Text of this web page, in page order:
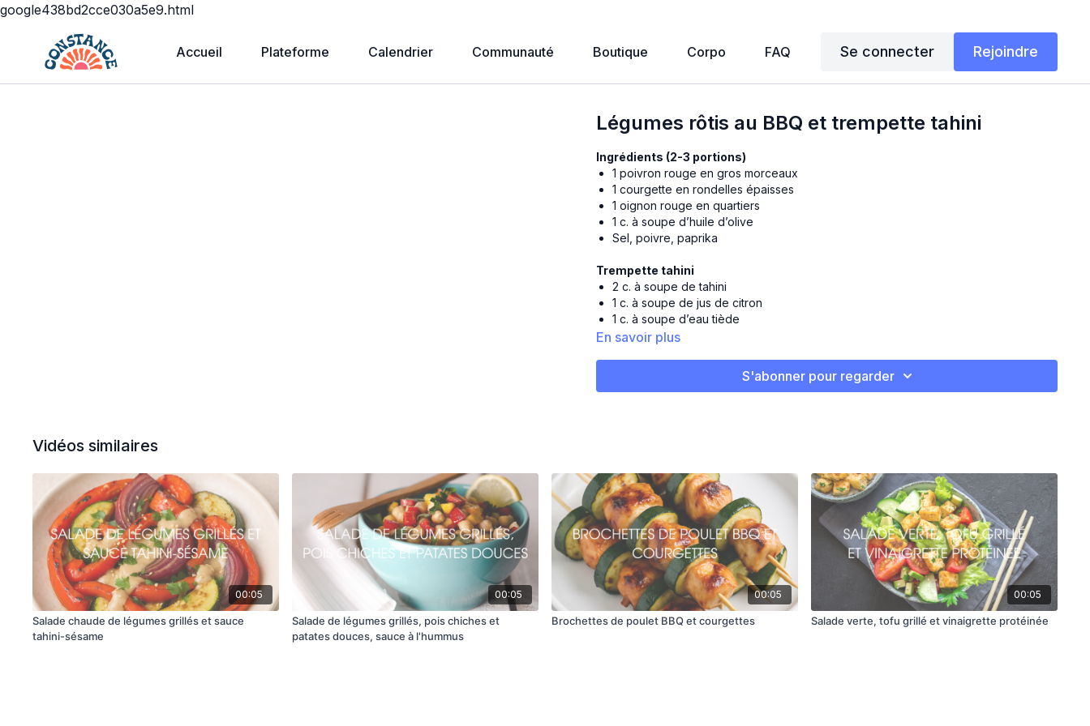
google438bd2cce030a5e9.html
Accueil Plateforme Calendrier Communauté Boutique Corpo FAQ Se connecter Rejoindre
Légumes rôtis au BBQ et trempette tahini
Ingrédients (2-3 portions)
1 poivron rouge en gros morceaux
1 courgette en rondelles épaisses
1 oignon rouge en quartiers
1 c. à soupe d’huile d’olive
Sel, poivre, paprika
Trempette tahini
2 c. à soupe de tahini
1 c. à soupe de jus de citron
1 c. à soupe d’eau tiède
1/2 c. à thé d’ail en poudre
Mélanger les ingrédients de la trempette tahini dans un petit bol jusqu’à
consistance lisse.
Servir les légumes grillés avec la trempette.
En savoir plus
S'abonner pour regarder
Vidéos similaires
00:05
Salade chaude de légumes grillés et sauce
tahini-sésame
00:05
Salade de légumes grillés, pois chiches et
patates douces, sauce à l'hummus
00:05
Brochettes de poulet BBQ et courgettes
00:05
Salade verte, tofu grillé et vinaigrette protéinée